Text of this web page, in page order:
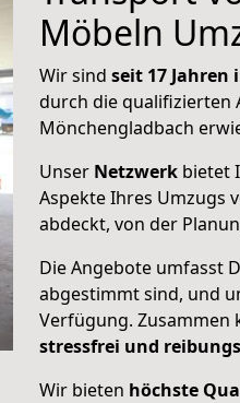
Möbeln
Wir sind seit 17
durch die qualifizierten
Mönchengladbach
Unser Netzwerk bietet
Aspekte Ihres Umzugs
abdeckt, von der
Die Angebote umfasst
abgestimmt sind, und
Verfügung. Zusammen
stressfrei und
Wir bieten höchste